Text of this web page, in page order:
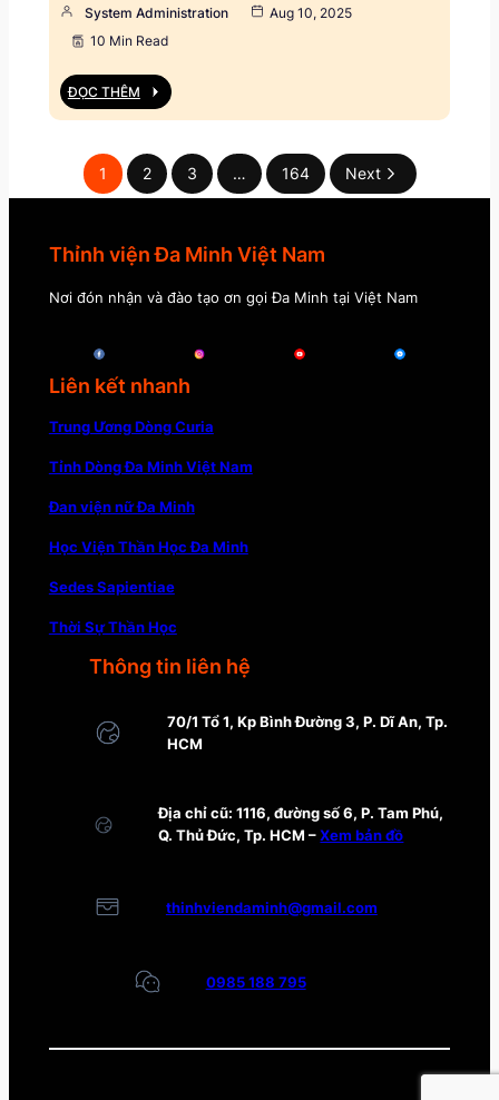
System Administration
Aug 10, 2025
10 Min Read
ĐỌC THÊM
1 2 3 … 164 Next
Thỉnh viện Đa Minh Việt Nam
Nơi đón nhận và đào tạo ơn gọi Đa Minh tại Việt Nam
Liên kết nhanh
Trung Ương Dòng Curia
Tỉnh Dòng Đa Minh Việt Nam
Đan viện nữ Đa Minh
Học Viện Thần Học Đa Minh
Sedes Sapientiae
Thời Sự Thần Học
Thông tin liên hệ
70/1 Tổ 1, Kp Bình Đường 3, P. Dĩ An, Tp.
HCM
Địa chỉ cũ: 1116, đường số 6, P. Tam Phú,
Q. Thủ Đức, Tp. HCM –Xem bản đồ
thinhviendaminh@gmail.com
0985 188 795